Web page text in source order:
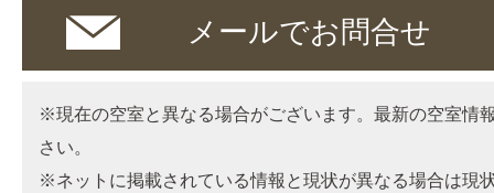
メールでお問合せ
※現在の空室と異なる場合がございます。最新の空室情
さい。
※ネットに掲載されている情報と現状が異なる場合は現